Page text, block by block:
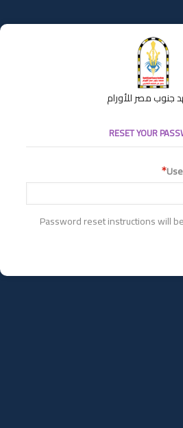
جنوب مصر للأورام
RESET YOUR
Password reset instructions will